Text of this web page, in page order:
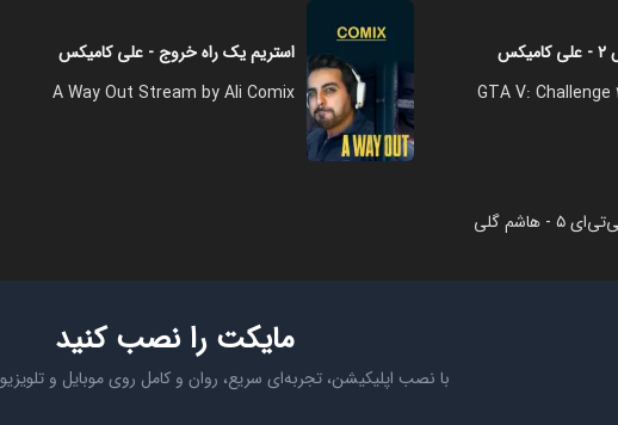
GTA V:
استریم یک راه خروج - علی کامیکس
A Way Out Stream by Ali Comix
- هاشم گلی
مایکت را نصب کنید
با نصب اپلیکیشن، تجربه‌ای سریع، روان و کامل روی موبایل و